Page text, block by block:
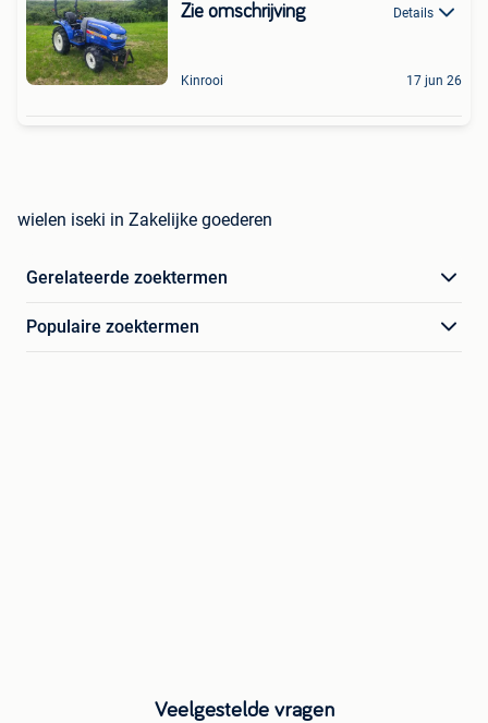
Zie omschrijving Details
Kinrooi 17 jun 26
wielen iseki in Zakelijke goederen
Gerelateerde zoektermen
Populaire zoektermen
Veelgestelde vragen